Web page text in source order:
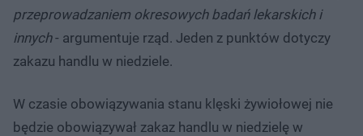
przeprowadzaniem okresowych badań lekarskich i
innych- argumentuje rząd. Jeden z punktów dotyczy
zakazu handlu w niedziele.
W czasie obowiązywania stanu klęski żywiołowej nie
będzie obowiązywał zakaz handlu w niedzielę w